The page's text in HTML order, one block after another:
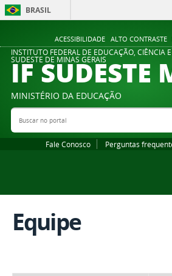
ACESSIBILIDADE ALTO CONTRASTE
BRASIL
INSTITUTO FEDERAL DE EDUCAÇÃO, CIÊNCIA
SUDESTE DE MINAS GERAIS
IF SUDESTE
MINISTÉRIO DA EDUCAÇÃO
Buscar no portal
Fale Conosco Perguntas
Equipe